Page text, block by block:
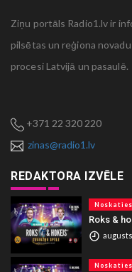
Ziņu portāls Radio1.lv ir
pilsētas un reģiona
procesi Latvijā un pasaulē.
+371 22 320 220
zinas@radio1.lv
REDAKTORA IZVĒLE
Noskaties
Roks &
augusts
Noskaties